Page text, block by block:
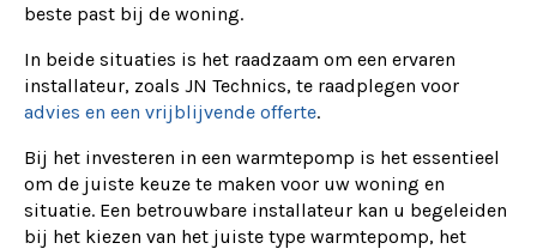
beste past bij de woning.
In beide situaties is het raadzaam om een ervaren
installateur, zoals JN Technics, te raadplegen voor
advies en een vrijblijvende offerte.
Bij het investeren in een warmtepomp is het essentieel
om de juiste keuze te maken voor uw woning en
situatie. Een betrouwbare installateur kan u begeleiden
bij het kiezen van het juiste type warmtepomp, het